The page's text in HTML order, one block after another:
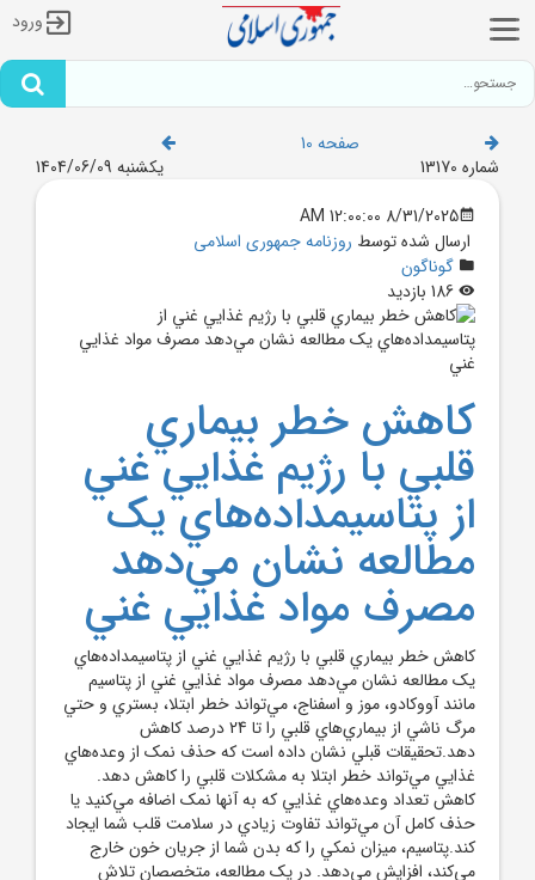
ورود
صفحه 10
شماره 13170
یکشنبه 1404/06/09
8/31/2025 12:00:00 AM
ارسال شده توسط روزنامه جمهوری اسلامی
گوناگون
کاهش خطر بيماري‌
قلبي با رژيم غذايي غني
از پتاسيمداده‌هاي يک
مطالعه نشان مي‌دهد
مصرف مواد غذايي غني
کاهش خطر بيماري‌ قلبي با رژيم غذايي غني از پتاسيمداده‌هاي
يک مطالعه نشان مي‌دهد مصرف مواد غذايي غني از پتاسيم
مانند آووکادو، موز و اسفناج، مي‌تواند خطر ابتلا، بستري و حتي
مرگ ناشي از بيماري‌هاي قلبي را تا 24 درصد کاهش
دهد.تحقيقات قبلي نشان داده است که حذف نمک از وعده‌هاي
غذايي مي‌تواند خطر ابتلا به مشکلات قلبي را کاهش دهد.
کاهش تعداد وعده‌هاي غذايي که به آنها نمک اضافه مي‌کنيد يا
حذف کامل آن مي‌تواند تفاوت زيادي در سلامت قلب شما ايجاد
کند.پتاسيم، ميزان نمکي را که بدن شما از جريان خون خارج
مي‌کند، افزايش مي‌دهد. در يک مطالعه، متخصصان تلاش